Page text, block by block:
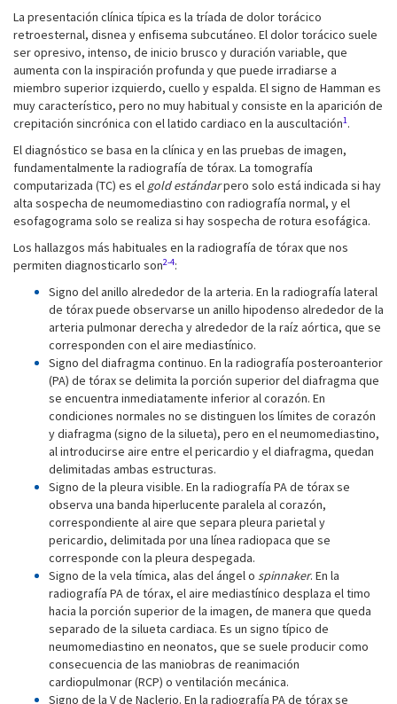
La presentación clínica típica es la tríada de dolor torácico
retroesternal, disnea y enfisema subcutáneo. El dolor torácico suele
ser opresivo, intenso, de inicio brusco y duración variable, que
aumenta con la inspiración profunda y que puede irradiarse a
miembro superior izquierdo, cuello y espalda. El signo de Hamman es
muy característico, pero no muy habitual y consiste en la aparición de
crepitación sincrónica con el latido cardiaco en la auscultación1.
El diagnóstico se basa en la clínica y en las pruebas de imagen,
fundamentalmente la radiografía de tórax. La tomografía
computarizada (TC) es el gold estándarpero solo está indicada si hay
alta sospecha de neumomediastino con radiografía normal, y el
esofagograma solo se realiza si hay sospecha de rotura esofágica.
Los hallazgos más habituales en la radiografía de tórax que nos
permiten diagnosticarlo son2-4:
Signo del anillo alrededor de la arteria. En la radiografía lateral
de tórax puede observarse un anillo hipodenso alrededor de la
arteria pulmonar derecha y alrededor de la raíz aórtica, que se
corresponden con el aire mediastínico.
Signo del diafragma continuo. En la radiografía posteroanterior
(PA) de tórax se delimita la porción superior del diafragma que
se encuentra inmediatamente inferior al corazón. En
condiciones normales no se distinguen los límites de corazón
y diafragma (signo de la silueta), pero en el neumomediastino,
al introducirse aire entre el pericardio y el diafragma, quedan
delimitadas ambas estructuras.
Signo de la pleura visible. En la radiografía PA de tórax se
observa una banda hiperlucente paralela al corazón,
correspondiente al aire que separa pleura parietal y
pericardio, delimitada por una línea radiopaca que se
corresponde con la pleura despegada.
Signo de la vela tímica, alas del ángel o spinnaker. En la
radiografía PA de tórax, el aire mediastínico desplaza el timo
hacia la porción superior de la imagen, de manera que queda
separado de la silueta cardiaca. Es un signo típico de
neumomediastino en neonatos, que se suele producir como
consecuencia de las maniobras de reanimación
cardiopulmonar (RCP) o ventilación mecánica.
Signo de la V de Naclerio. En la radiografía PA de tórax se